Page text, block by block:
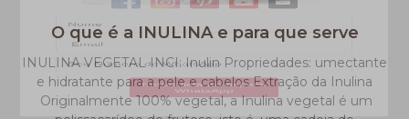
O que é a INULINA e para que serve
INULINA VEGETAL INCI: Inulin Propriedades: umectante
e hidratante para a pele e cabelos Extração da Inulina
Originalmente 100% vegetal, a Inulina vegetal é um